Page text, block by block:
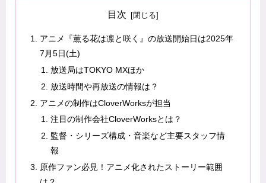
目次
アニメ『薫る花は凛と咲く』の放送開始日は2025年
7月5日(土)
放送局はTOKYO MXほか
放送時間や再放送の情報は？
アニメの制作はCloverWorksが担当
注目の制作会社CloverWorksとは？
監督・シリーズ構成・音楽など主要スタッフ情
報
原作ファン必見！アニメ化されたストーリー範囲